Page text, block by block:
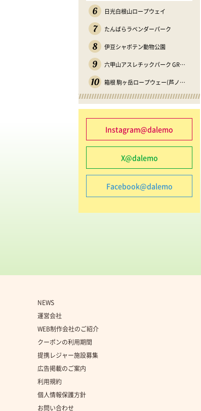
6 日光白根山ロープウェイ
7 たんばらラベンダーパーク
8 伊豆シャボテン動物公園
9 六甲山アスレチックパーク GREENIA
10 箱根 駒ヶ岳ロープウェー(芦ノソラ)
Instagram@dalemo
X@dalemo
Facebook@dalemo
NEWS
運営会社
WEB制作会社のご紹介
クーポンの利用期間
提携レジャー施設募集
広告掲載のご案内
利用規約
個人情報保護方針
お問い合わせ